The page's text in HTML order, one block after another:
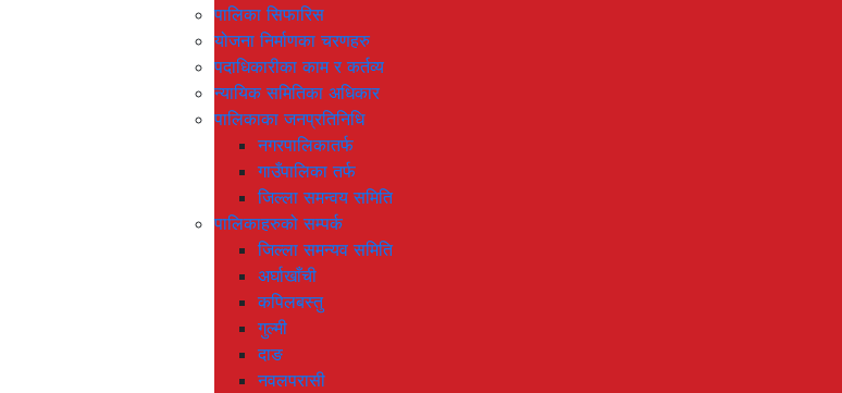
पालिका सिफारिस
योजना निर्माणका चरणहरु
पदाधिकारीका काम र कर्तव्य
न्यायिक समितिका अधिकार
पालिकाका जनप्रतिनिधि
नगरपालिकातर्फ
गाउँपालिका तर्फ
जिल्ला समन्वय समिति
पालिकाहरुको सम्पर्क
जिल्ला समन्यव समिति
अर्घाखाँची
कपिलबस्तु
गुल्मी
दाङ
नवलपरासी